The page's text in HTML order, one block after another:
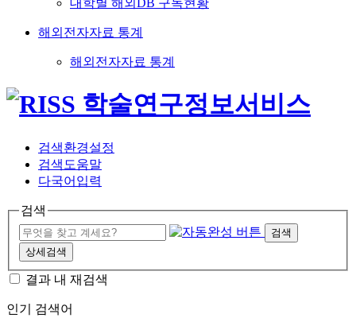
대학별 해외DB 구독현황
해외전자자료 통계
해외전자자료 통계
검색환경설정
검색도움말
다국어입력
검색
검색
상세검색
결과 내 재검색
인기 검색어